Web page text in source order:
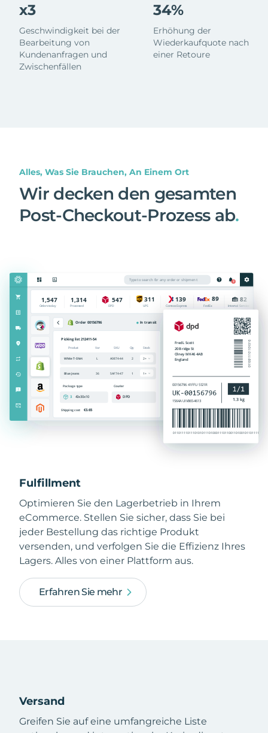
x3
Geschwindigkeit bei der
Bearbeitung von
Kundenanfragen und
Zwischenfällen
34%
Erhöhung der
Wiederkaufquote nach
einer Retoure
Alles, Was Sie Brauchen, An Einem Ort
Wir decken den gesamten
Post-Checkout-Prozess ab.
Fulfillment
Optimieren Sie den Lagerbetrieb in Ihrem
eCommerce. Stellen Sie sicher, dass Sie bei
jeder Bestellung das richtige Produkt
versenden, und verfolgen Sie die Effizienz Ihres
Lagers. Alles von einer Plattform aus.
Erfahren Sie mehr
Versand
Greifen Sie auf eine umfangreiche Liste